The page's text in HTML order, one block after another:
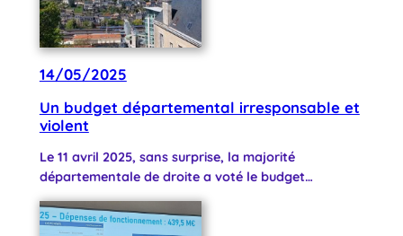
14/05/2025
Un budget départemental irresponsable et
violent
Le 11 avril 2025, sans surprise, la majorité
départementale de droite a voté le budget…